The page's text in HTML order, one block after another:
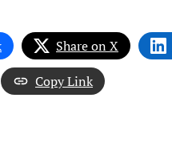
Share on X
Copy Link